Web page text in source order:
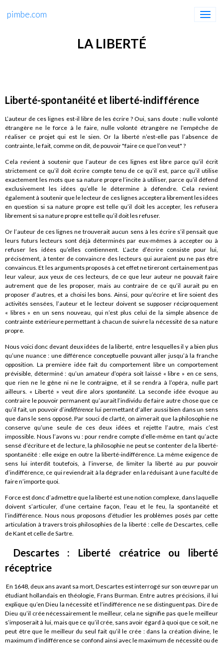
pimbe.com
LA LIBERTÉ
Liberté-spontanéité et liberté-indifférence
L’auteur de ces lignes est-il libre de les écrire ? Oui, sans doute : nulle volonté
étrangère ne le force à le faire, nulle volonté étrangère ne l’empêche de
réaliser ce projet qui est le sien. Or la liberté n’est-elle pas l’absence de
contrainte, le fait, comme on dit, de pouvoir "faire ce que l’on veut" ?
Cela revient à soutenir que l’auteur de ces lignes est libre parce qu’il écrit
strictement ce qu’il doit écrire compte tenu de ce qu’il est, parce qu’il utilise
exactement les mots que sa nature propre l’incite à utiliser, parce qu’il défend
exclusivement les idées qu’elle le détermine à défendre. Cela revient
également à soutenir que le lecteur de ces lignes acceptera librement les idées
en question si sa nature propre est telle qu’il doit les accepter, les refusera
librement si sa nature propre est telle qu’il doit les refuser.
Or l’auteur de ces lignes ne trouverait aucun sens à les écrire s’il pensait que
leurs futurs lecteurs sont déjà déterminés par eux-mêmes à accepter ou à
refuser les idées qu’elles contiennent. L’acte d’écrire consiste pour lui,
précisément, à tenter de convaincre des lecteurs qui auraient pu ne pas être
convaincus. Et les arguments proposés à cet effet ne tireront certainement pas
leur valeur, aux yeux de ces lecteurs, de ce que leur auteur ne pouvait faire
autrement que de les proposer, mais au contraire de ce qu’il aurait pu en
proposer d’autres, et a choisi les bons. Ainsi, pour qu’écrire et lire soient des
activités sensées, l’auteur et le lecteur doivent se supposer réciproquement
« libres » en un sens nouveau, qui n’est plus celui de la simple absence de
contrainte extérieure permettant à chacun de suivre la nécessité de sa nature
propre.
Nous voici donc devant deux idées de la liberté, entre lesquelles il y a bien plus
qu’une nuance : une différence conceptuelle pouvant aller jusqu’à la franche
opposition. La première idée fait du comportement libre un comportement
prévisible, déterminé : qu’un amateur d’opéra soit laissé « libre » en ce sens,
que rien ne le gêne ni ne le contraigne, et il se rendra à l’opéra, nulle part
ailleurs. « Liberté » veut dire alors spontanéité. La seconde idée évoque au
contraire le pouvoir permanent qu’aurait l’individu de faire autre chose que ce
qu’il fait, un pouvoir d’indifférence lui permettant d’aller aussi bien dans un sens
que dans le sens opposé. Par souci de clarté, on aimerait que la philosophie ne
conserve qu’une seule de ces deux idées et rejette l’autre, mais c’est
impossible. Nous l’avons vu : pour rendre compte d’elle-même en tant qu’acte
sensé d’écriture et de lecture, la philosophie ne peut se contenter de la liberté-
spontanéité : elle exige en outre la liberté-indifférence. La même exigence de
sens lui interdit toutefois, à l’inverse, de limiter la liberté au pur pouvoir
d’indifférence, ce qui reviendrait à la dégrader en la réduisant à une faculté de
faire n’importe quoi.
Force est donc d’admettre que la liberté est une notion complexe, dans laquelle
doivent s’articuler, d’une certaine façon, l’eau et le feu, la spontanéité et
l’indifférence. Nous nous proposons d’étudier les problèmes posés par cette
articulation à travers trois philosophies de la liberté : celle de Descartes, celle
de Kant et celle de Sartre.
Descartes : Liberté créatrice ou liberté
réceptrice
En 1648, deux ans avant sa mort, Descartes est interrogé sur son œuvre par un
étudiant hollandais en théologie, Frans Burman. Entre autres précisions, il lui
explique qu’en Dieu la nécessité et l’indifférence ne se distinguent pas. Dire de
Dieu qu’il crée nécessairement le meilleur, cela ne signifie pas que le meilleur
s’imposerait à lui, mais que ce qu’il crée, sans avoir égard à quoi que ce soit, ne
peut être que le meilleur du seul fait qu’il le crée : dans la création divine, le
maximum d’indifférence se confond ainsi avec le maximum de nécessité ou de